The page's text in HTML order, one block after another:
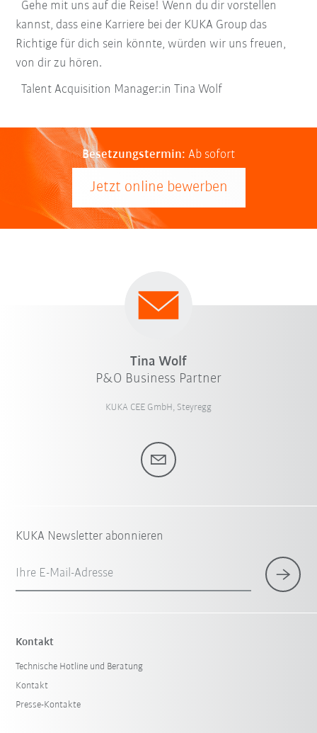
Gehe mit uns auf die Reise! Wenn du dir vorstellen
kannst, dass eine Karriere bei der KUKA Group das
Richtige für dich sein könnte, würden wir uns freuen,
von dir zu hören.
Talent Acquisition Manager:in Tina Wolf
Besetzungstermin: Ab sofort
Jetzt online bewerben
Tina Wolf
P&O Business Partner
KUKA CEE GmbH, Steyregg
KUKA Newsletter abonnieren
Ihre E-Mail-Adresse
Kontakt
Technische Hotline und Beratung
Kontakt
Presse-Kontakte